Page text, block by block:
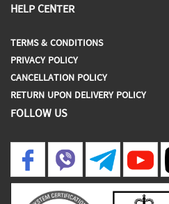
HELP CENTER
TERMS & CONDITIONS
PRIVACY POLICY
CANCELLATION POLICY
RETURN UPON DELIVERY POLICY
FOLLOW US